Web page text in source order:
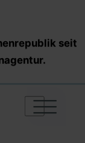
seit
|
|
|